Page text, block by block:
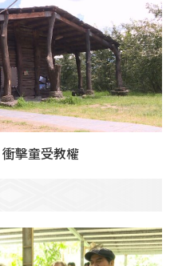
擊童受教權